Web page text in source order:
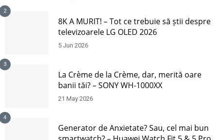
2
8K A MURIT! – Tot ce trebuie să știi despre
televizoarele LG OLED 2026
5 Jun 2026
3
La Crème de la Crème, dar, merită oare
banii tăi? – SONY WH-1000XX
21 May 2026
4
Generator de Anxietate? Sau, cel mai bun